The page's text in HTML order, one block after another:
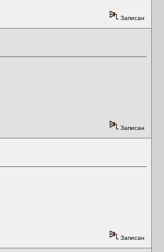
Записан
Записан
Записан